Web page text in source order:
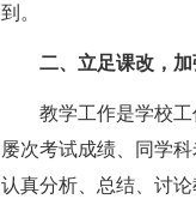
到。
二、立足课改，加
教学工作是学校工
屡次考试成绩、同学
认真分析、总结、讨